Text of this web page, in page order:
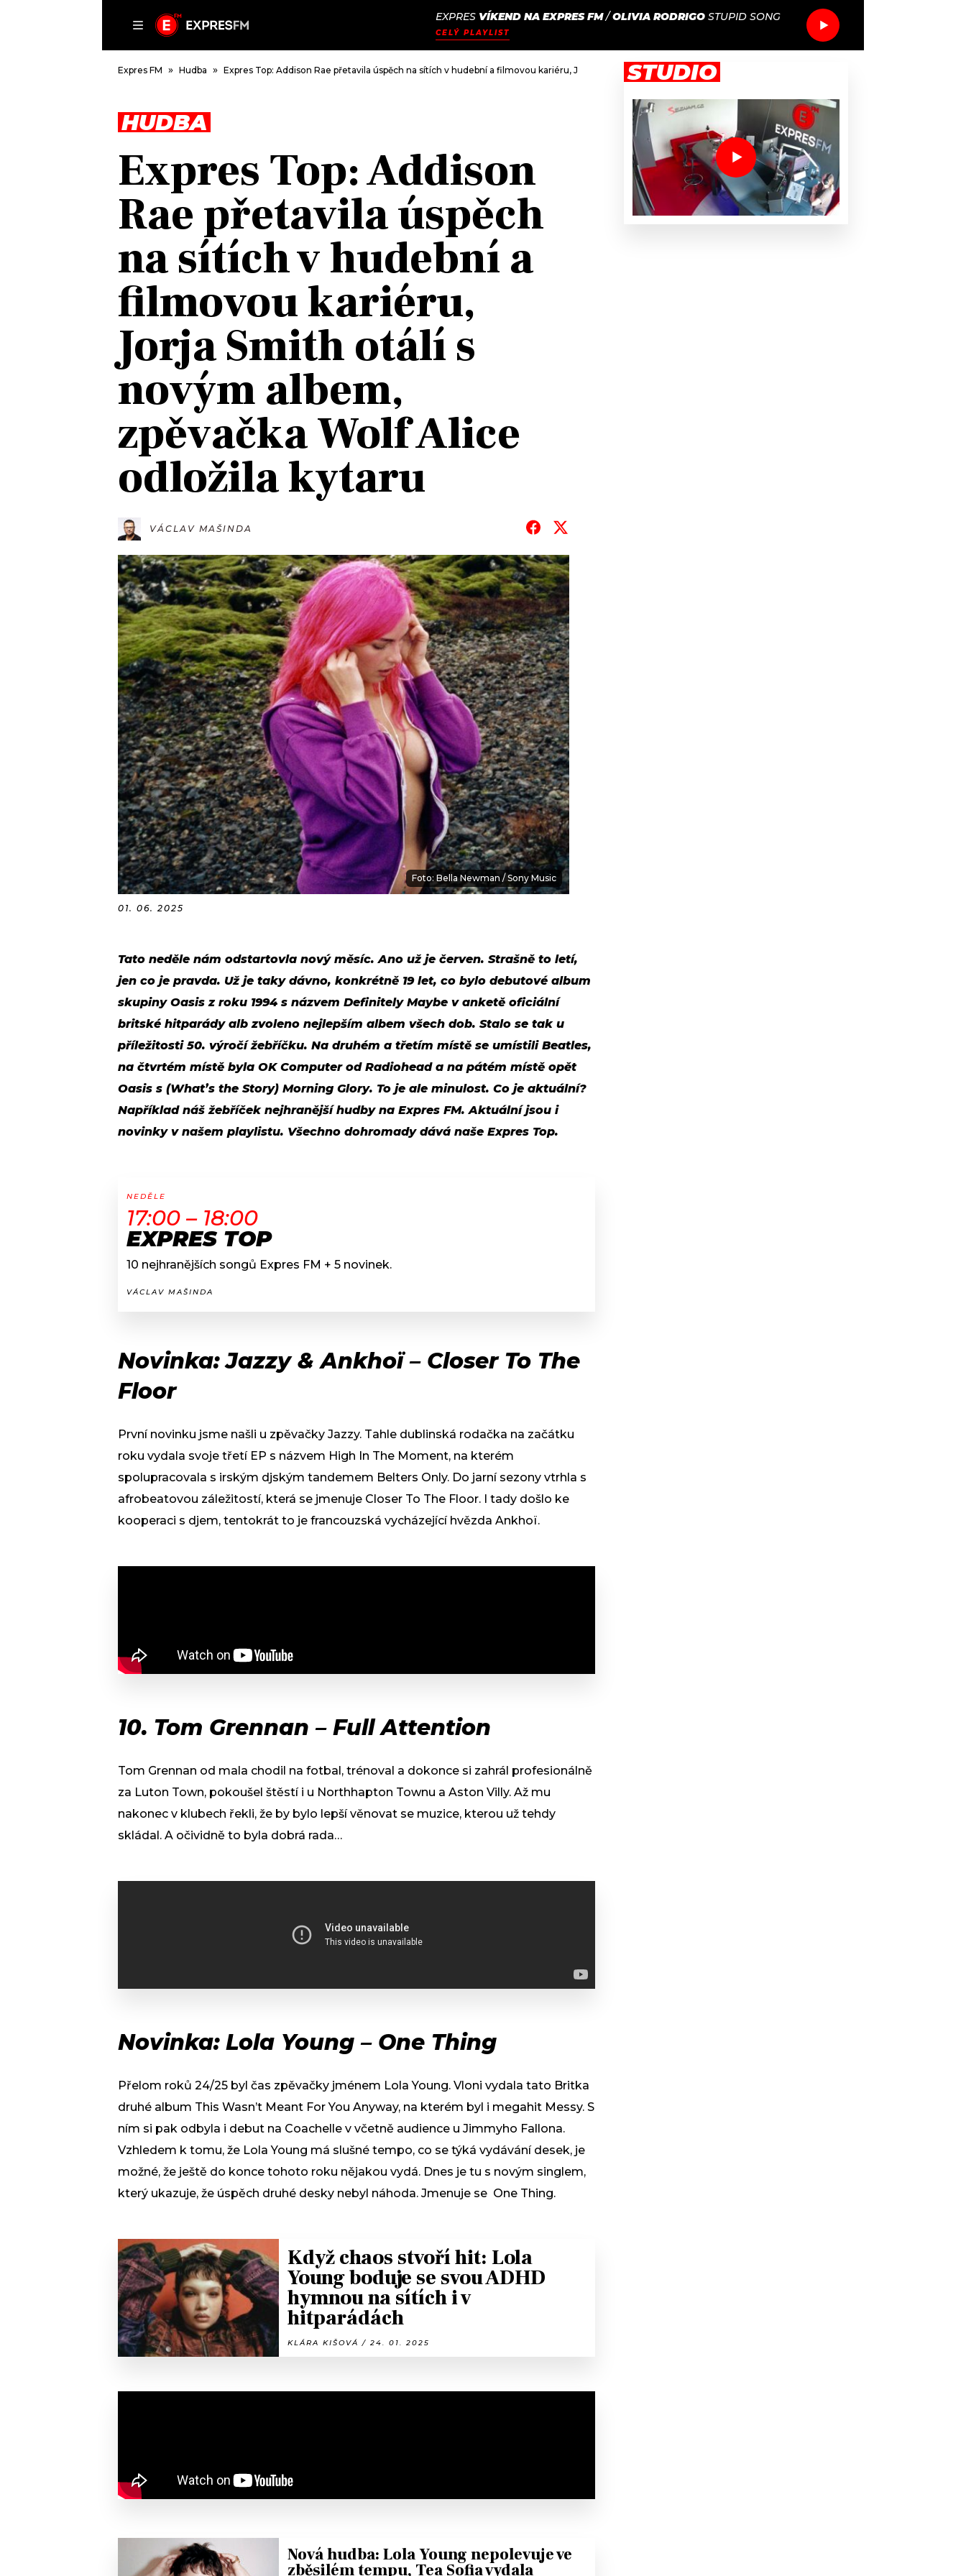
SEZNAM.CZ
EXPRES VÍKEND NA EXPRES FM/OLIVIA RODRIGO STUPID SONG
CELÝ PLAYLIST
DOMŮ
ČLÁNKY
AKTUÁLNĚ
HUDBA
ROZHOVORY
#NEBUDUDOMA
KALENDÁŘ
KVÍZY
TRENDY
MIX
OSTATNÍ
PODCASTY
JAK NALADIT
RÁDIO
APLIKACE
PROGRAM
PLAYLIST
JAK NALADIT
SOUTĚŽE
Expres FM Hudba Expres Top: Addison Rae přetavila úspěch na sítích v hudební a filmovou kariéru, Jorja Smith otálí s novým albem, zpěvačka Wolf Alice odložila kytaru
HUDBA
Expres Top: Addison
Rae přetavila úspěch
na sítích v hudební a
filmovou kariéru,
Jorja Smith otálí s
novým albem,
zpěvačka Wolf Alice
odložila kytaru
VÁCLAV MAŠINDA
Foto: Bella Newman / Sony Music
01. 06. 2025
Tato neděle nám odstartovla nový měsíc. Ano už je červen. Strašně to letí,
jen co je pravda. Už je taky dávno, konkrétně 19 let, co bylo debutové album
skupiny Oasis z roku 1994 s názvem Definitely Maybe v anketě oficiální
britské hitparády alb zvoleno nejlepším albem všech dob. Stalo se tak u
příležitosti 50. výročí žebříčku. Na druhém a třetím místě se umístili Beatles,
na čtvrtém místě byla OK Computer od Radiohead a na pátém místě opět
Oasis s (What’s the Story) Morning Glory. To je ale minulost. Co je aktuální?
Například náš žebříček nejhranější hudby na Expres FM. Aktuální jsou i
novinky v našem playlistu. Všechno dohromady dává naše Expres Top.
NEDĚLE
17:00 – 18:00
EXPRES TOP
10 nejhranějších songů Expres FM + 5 novinek.
VÁCLAV MAŠINDA
Novinka: Jazzy & Ankhoï – Closer To The
Floor
První novinku jsme našli u zpěvačky Jazzy. Tahle dublinská rodačka na začátku
roku vydala svoje třetí EP s názvem High In The Moment, na kterém
spolupracovala s irským djským tandemem Belters Only. Do jarní sezony vtrhla s
afrobeatovou záležitostí, která se jmenuje Closer To The Floor. I tady došlo ke
kooperaci s djem, tentokrát to je francouzská vycházející hvězda Ankhoï.
10. Tom Grennan – Full Attention
Tom Grennan od mala chodil na fotbal, trénoval a dokonce si zahrál profesionálně
za Luton Town, pokoušel štěstí i u Northhapton Townu a Aston Villy. Až mu
nakonec v klubech řekli, že by bylo lepší věnovat se muzice, kterou už tehdy
skládal. A očividně to byla dobrá rada…
Novinka: Lola Young – One Thing
Přelom roků 24/25 byl čas zpěvačky jménem Lola Young. Vloni vydala tato Britka
druhé album This Wasn’t Meant For You Anyway, na kterém byl i megahit Messy. S
ním si pak odbyla i debut na Coachelle v včetně audience u Jimmyho Fallona.
Vzhledem k tomu, že Lola Young má slušné tempo, co se týká vydávání desek, je
možné, že ještě do konce tohoto roku nějakou vydá. Dnes je tu s novým singlem,
který ukazuje, že úspěch druhé desky nebyl náhoda. Jmenuje se One Thing.
Když chaos stvoří hit: Lola
Young boduje se svou ADHD
hymnou na sítích i v
hitparádách
KLÁRA KIŠOVÁ / 24. 01. 2025
Nová hudba: Lola Young nepolevuje ve
zběsilém tempu, Tea Sofia vydala
STUDIO